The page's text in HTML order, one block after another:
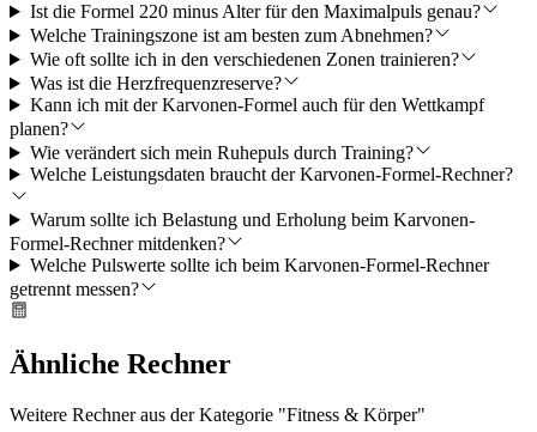
Ist die Formel 220 minus Alter für den Maximalpuls genau?
Welche Trainingszone ist am besten zum Abnehmen?
Wie oft sollte ich in den verschiedenen Zonen trainieren?
Was ist die Herzfrequenzreserve?
Kann ich mit der Karvonen-Formel auch für den Wettkampf
planen?
Wie verändert sich mein Ruhepuls durch Training?
Welche Leistungsdaten braucht der Karvonen-Formel-Rechner?
Warum sollte ich Belastung und Erholung beim Karvonen-
Formel-Rechner mitdenken?
Welche Pulswerte sollte ich beim Karvonen-Formel-Rechner
getrennt messen?
Ähnliche Rechner
Weitere Rechner aus der Kategorie "Fitness & Körper"